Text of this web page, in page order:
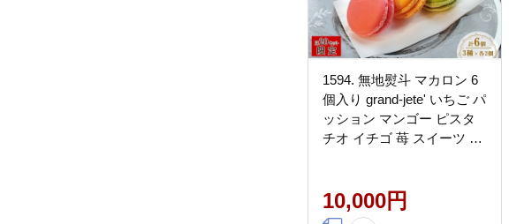
1594. 無地熨斗 マカロン 6
個入り grand-jete' いちご パ
ッション マンゴー ピスタ
チオ イチゴ 苺 スイーツ お
子屈町
10,000円